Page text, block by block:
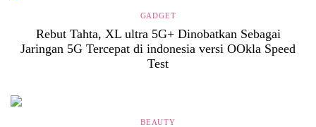
GADGET
Rebut Tahta, XL ultra 5G+ Dinobatkan Sebagai
Jaringan 5G Tercepat di indonesia versi OOkla Speed
Test
BEAUTY